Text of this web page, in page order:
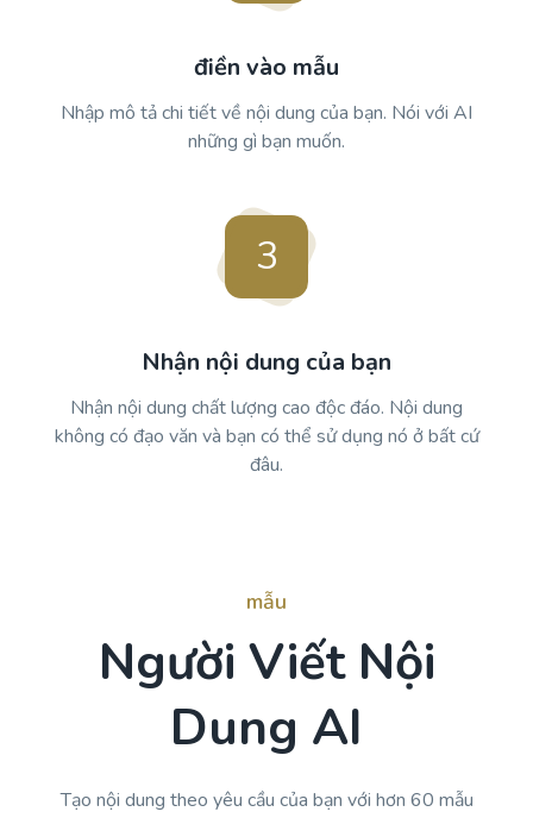
điền vào mẫu
Nhập mô tả chi tiết về nội dung của bạn. Nói với AI
những gì bạn muốn.
3
Nhận nội dung của bạn
Nhận nội dung chất lượng cao độc đáo. Nội dung
không có đạo văn và bạn có thể sử dụng nó ở bất cứ
đâu.
mẫu
Người Viết Nội
Dung AI
Tạo nội dung theo yêu cầu của bạn với hơn 60 mẫu